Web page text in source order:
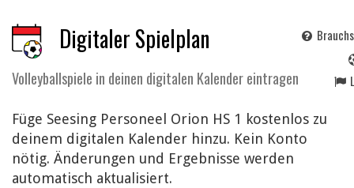
Digitaler Spielplan
Volleyballspiele in deinen digitalen Kalender eintragen
Füge Seesing Personeel Orion HS 1 kostenlos zu
deinem digitalen Kalender hinzu. Kein Konto
nötig. Änderungen und Ergebnisse werden
automatisch aktualisiert.